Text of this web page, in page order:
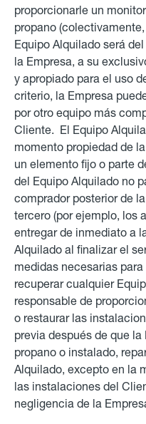
proporcionarle un
propano
Equipo Alquilado será
la Empresa, a su
y apropiado para el uso
criterio, la Empresa
por otro equipo más
Cliente. El Equipo
momento propiedad de
un elemento fijo o parte
del Equipo Alquilado no
comprador posterior de
tercero (por ejemplo, los
entregar de inmediato a
Alquilado al finalizar el
medidas necesarias
recuperar cualquier
responsable de
o restaurar las
previa después de que
propano o instalado,
Alquilado, excepto en la
las instalaciones del
negligencia de la